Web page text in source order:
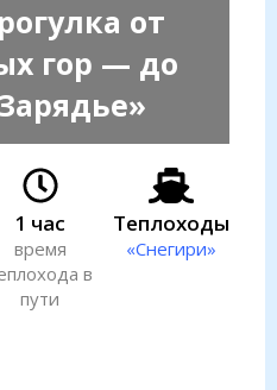
от
гор — до
1 час
время
в
пути
Теплоходы
«Снегири»